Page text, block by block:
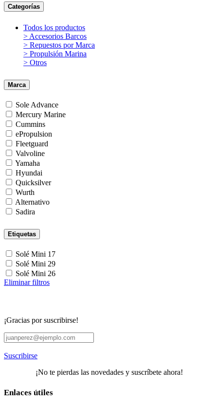
Categorías
Todos los productos
> Accesorios Barcos
> Repuestos por Marca
> Propulsión Marina
> Otros
Marca
Sole Advance
Mercury Marine
Cummins
ePropulsion
Fleetguard
Valvoline
Yamaha
Hyundai
Quicksilver
Wurth
Alternativo
Sadira
Etiquetas
Solé Mini 17
Solé Mini 29
Solé Mini 26
Eliminar filtros
¡Gracias por suscribirse!
Suscribirse
¡No te pierdas las novedades y suscríbete ahora!
Enlaces útiles